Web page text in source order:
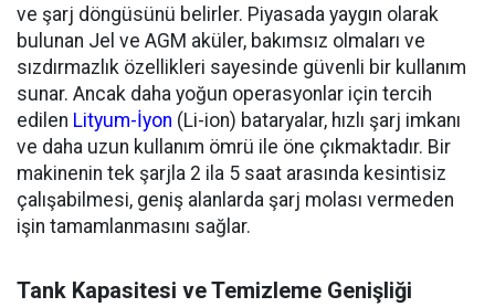
ve şarj döngüsünü belirler. Piyasada yaygın olarak
bulunan Jel ve AGM aküler, bakımsız olmaları ve
sızdırmazlık özellikleri sayesinde güvenli bir kullanım
sunar. Ancak daha yoğun operasyonlar için tercih
edilen Lityum-İyon (Li-ion) bataryalar, hızlı şarj imkanı
ve daha uzun kullanım ömrü ile öne çıkmaktadır. Bir
makinenin tek şarjla 2 ila 5 saat arasında kesintisiz
çalışabilmesi, geniş alanlarda şarj molası vermeden
işin tamamlanmasını sağlar.
Tank Kapasitesi ve Temizleme Genişliği